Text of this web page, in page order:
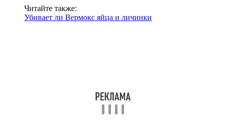
Читайте также:
Убивает ли Вермокс яйца и личинки